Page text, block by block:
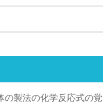
の製法の化学反応式の覚